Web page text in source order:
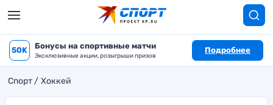
50K Бонусы на спортивные матчи
Эксклюзивные акции, розыгрыши призов
Подробнее
Спорт Хоккей